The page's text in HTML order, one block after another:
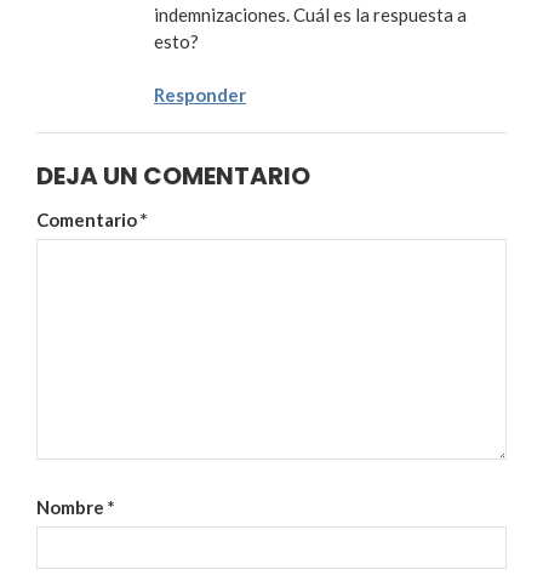
indemnizaciones. Cuál es la respuesta a
esto?
Responder
DEJA UN COMENTARIO
Comentario*
Nombre *